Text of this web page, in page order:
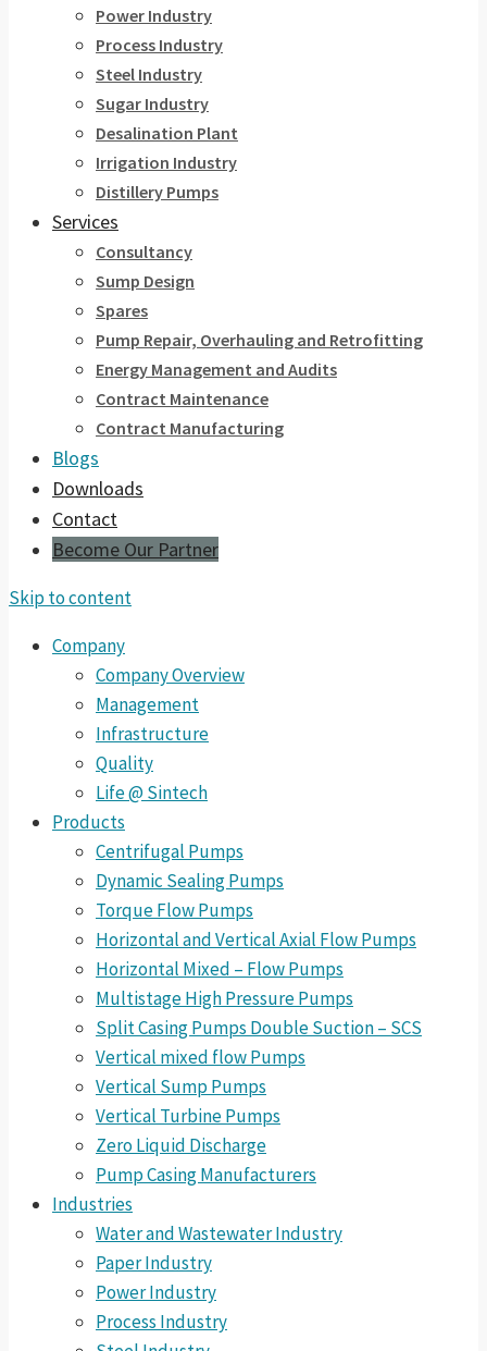
Power Industry
Process Industry
Steel Industry
Sugar Industry
Desalination Plant
Irrigation Industry
Distillery Pumps
Services
Consultancy
Sump Design
Spares
Pump Repair, Overhauling and Retrofitting
Energy Management and Audits
Contract Maintenance
Contract Manufacturing
Blogs
Downloads
Contact
Become Our Partner
Skip to content
Company
Company Overview
Management
Infrastructure
Quality
Life @ Sintech
Products
Centrifugal Pumps
Dynamic Sealing Pumps
Torque Flow Pumps
Horizontal and Vertical Axial Flow Pumps
Horizontal Mixed – Flow Pumps
Multistage High Pressure Pumps
Split Casing Pumps Double Suction – SCS
Vertical mixed flow Pumps
Vertical Sump Pumps
Vertical Turbine Pumps
Zero Liquid Discharge
Pump Casing Manufacturers
Industries
Water and Wastewater Industry
Paper Industry
Power Industry
Process Industry